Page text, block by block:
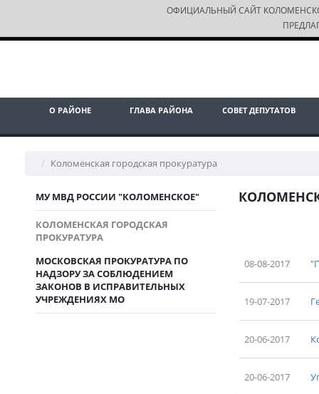
ОФИЦИАЛЬНЫЙ САЙТ
О РАЙОНЕ ГЛАВА РАЙОНА СОВЕТ ДЕПУТАТОВ
Коломенская городская прокуратура
МУ МВД РОССИИ "КОЛОМЕНСКОЕ"
КОЛОМЕНСКАЯ ГОРОДСКАЯ
ПРОКУРАТУРА
МОСКОВСКАЯ ПРОКУРАТУРА ПО
НАДЗОРУ ЗА СОБЛЮДЕНИЕМ
ЗАКОНОВ В ИСПРАВИТЕЛЬНЫХ
УЧРЕЖДЕНИЯХ МО
08-08-2017
19-07-2017
20-06-2017
20-06-2017